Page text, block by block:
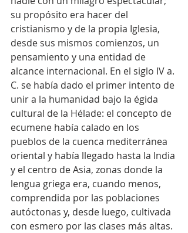
su propósito era hacer del
cristianismo y de la propia Iglesia,
desde sus mismos comienzos, un
pensamiento y una entidad de
alcance internacional. En el siglo IV a.
C. se había dado el primer intento de
unir a la humanidad bajo la égida
cultural de la Hélade: el concepto de
ecumene había calado en los
pueblos de la cuenca mediterránea
oriental y había llegado hasta la India
y el centro de Asia, zonas donde la
lengua griega era, cuando menos,
comprendida por las poblaciones
autóctonas y, desde luego, cultivada
con esmero por las clases más altas.